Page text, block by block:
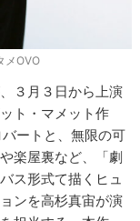
メOVO
３月３日から上演
ト・マメット作
ートと、無限の可
楽屋裏など、「劇
ス形式て描くヒュ
ンを高杉真宙が演